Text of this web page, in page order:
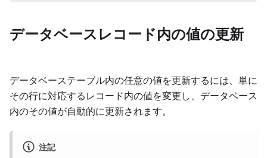
データベースレコード内の値の更新
データベーステーブル内の任意の値を更新するには、単に
その行に対応するレコード内の値を変更し、データベース
内のその値が自動的に更新されます。
注記